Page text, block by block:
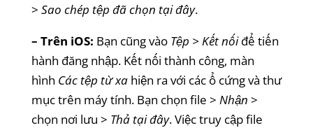
> Sao chép tệp đã chọn tại đây.
– Trên iOS: Bạn cũng vào Tệp > Kết nốiđể tiến
hành đăng nhập. Kết nối thành công, màn
hình Các tệp từ xahiện ra với các ổ cứng và thư
mục trên máy tính. Bạn chọn file > Nhận >
chọn nơi lưu > Thả tại đây. Việc truy cập file